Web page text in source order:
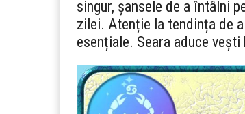
singur, șansele de a întâlni
zilei. Atenție la tendința de
esențiale. Seara aduce